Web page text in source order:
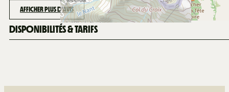
AFFICHER PLUS D'AVIS
DISPONIBILITÉS & TARIFS